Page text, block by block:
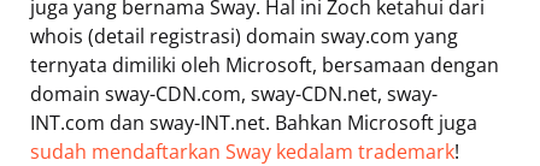
juga yang bernama Sway. Hal ini Zoch ketahui dari
whois (detail registrasi) domain sway.com yang
ternyata dimiliki oleh Microsoft, bersamaan dengan
domain sway-CDN.com, sway-CDN.net, sway-
INT.com dan sway-INT.net. Bahkan Microsoft juga
sudah mendaftarkan Sway kedalam trademark!